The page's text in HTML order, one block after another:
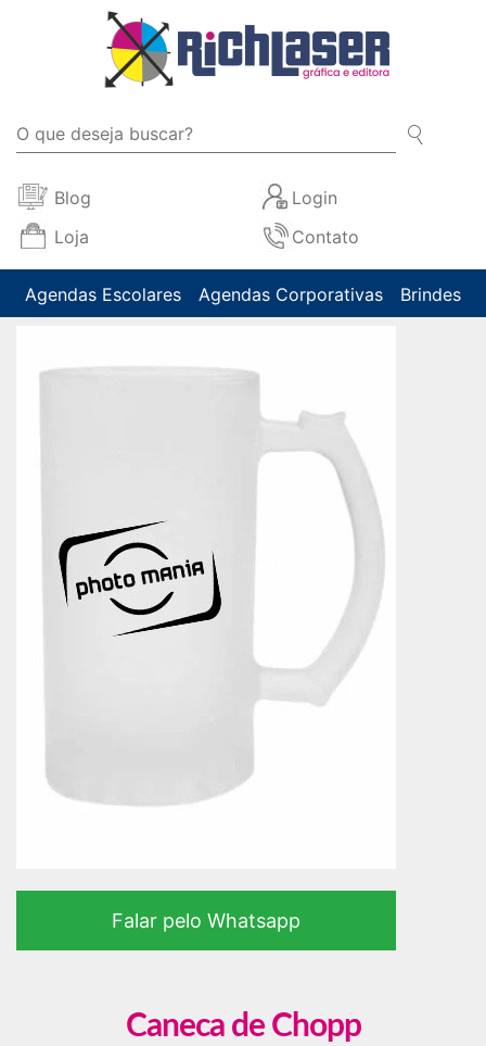
Blog
Login
Loja
Contato
Agendas Escolares Agendas Corporativas Brindes
Falar pelo Whatsapp
Caneca de Chopp